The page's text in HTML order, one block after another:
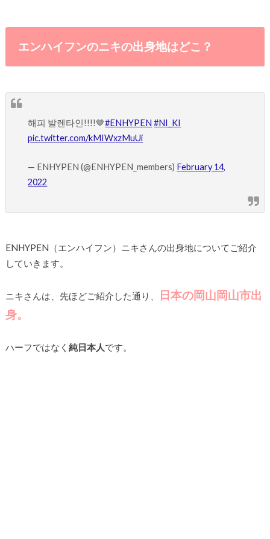
エンハイフンのニキの出身地はどこ？
해피 발렌타인!!!!🤎#ENHYPEN #NI_KI
pic.twitter.com/kMIWxzMuUi
— ENHYPEN (@ENHYPEN_members) February 14,
2022
ENHYPEN（エンハイフン）ニキさんの出身地についてご紹介
していきます。
ニキさんは、先ほどご紹介した通り、
日本の岡山岡山市出
身。
ハーフではなく 純日本人です。